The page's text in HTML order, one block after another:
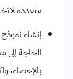
متعددة
الحاجة
بالإحصاء،